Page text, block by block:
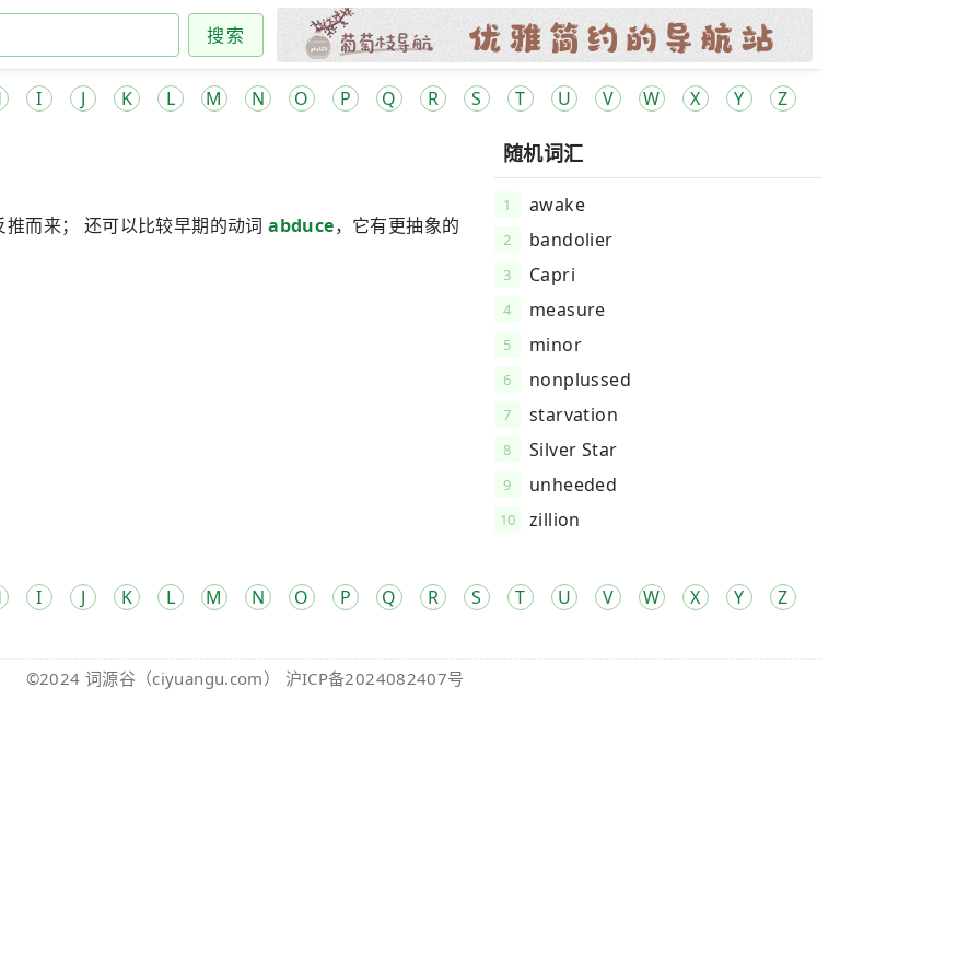
搜索
I J K L M N O P Q R S T U V W X Y Z
推而来； 还可以比较早期的动词abduce，它有更抽象的
随机词汇
1 awake
2 bandolier
3 Capri
4 measure
5 minor
6 nonplussed
7 starvation
8 Silver Star
9 unheeded
10 zillion
I J K L M N O P Q R S T U V W X Y Z
©2024 词源谷 （ciyuangu.com） 沪ICP备2024082407号